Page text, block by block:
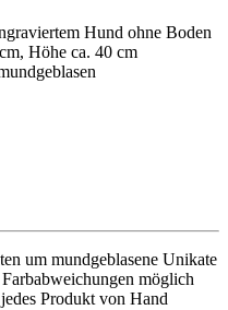
Hund ohne Boden
Höhe ca. 40 cm
um mundgeblasene Unikate
möglich
Produkt von Hand